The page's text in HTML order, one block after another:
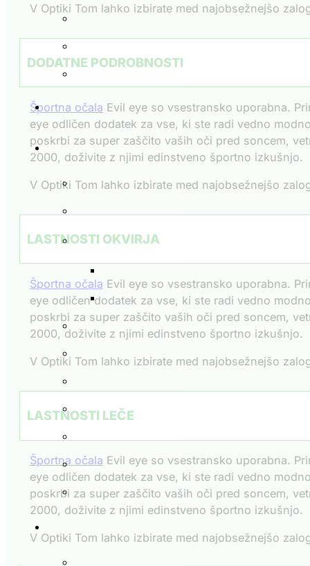
V Optiki Tom lahko izbirate med najobsežnejšo
DODATNE PODROBNOSTI
Športna očala Evil eye so vsestransko uporabna.
eye odličen dodatek za vse, ki ste radi vedno
poskrbi za super zaščito vaših oči pred soncem,
2000, doživite z njimi edinstveno športno izkušnjo.
V Optiki Tom lahko izbirate med najobsežnejšo
LASTNOSTI OKVIRJA
Športna očala Evil eye so vsestransko uporabna.
eye odličen dodatek za vse, ki ste radi vedno
poskrbi za super zaščito vaših oči pred soncem,
2000, doživite z njimi edinstveno športno izkušnjo.
V Optiki Tom lahko izbirate med najobsežnejšo
LASTNOSTI LEČE
Športna očala Evil eye so vsestransko uporabna.
eye odličen dodatek za vse, ki ste radi vedno
poskrbi za super zaščito vaših oči pred soncem,
2000, doživite z njimi edinstveno športno izkušnjo.
V Optiki Tom lahko izbirate med najobsežnejšo